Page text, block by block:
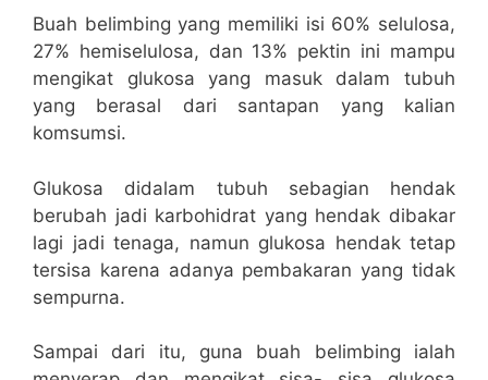
Buah belimbing yang memiliki isi 60% selulosa,
27% hemiselulosa, dan 13% pektin ini mampu
mengikat glukosa yang masuk dalam tubuh
yang berasal dari santapan yang kalian
komsumsi.
Glukosa didalam tubuh sebagian hendak
berubah jadi karbohidrat yang hendak dibakar
lagi jadi tenaga, namun glukosa hendak tetap
tersisa karena adanya pembakaran yang tidak
sempurna.
Sampai dari itu, guna buah belimbing ialah